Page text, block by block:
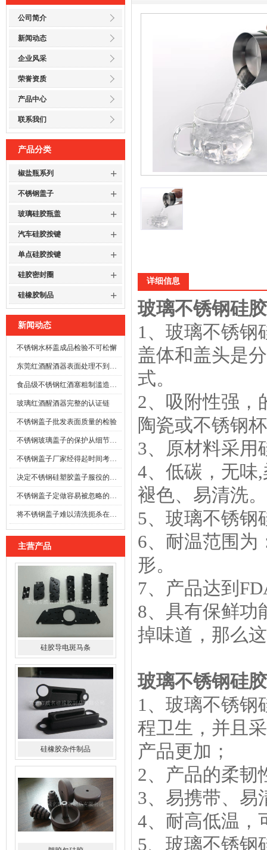
公司简介
新闻动态
企业风采
荣誉资质
产品中心
联系我们
产品分类
椒盐瓶系列 +
不锈钢盖子 +
玻璃硅胶瓶盖 +
汽车硅胶按键 +
单点硅胶按键 +
硅胶密封圈 +
硅橡胶制品 +
新闻动态
不锈钢水杯盖成品检验不可松懈
东莞红酒醒酒器表面处理不到位时
食品级不锈钢红酒塞粗制滥造可能酿成事故
玻璃红酒醒酒器完整的认证链
不锈钢盖子批发表面质量的检验
不锈钢玻璃盖子的保护从细节开始
不锈钢盖子厂家经得起时间考验的防线
决定不锈钢硅塑胶盖子服役的寿命
不锈钢盖子定做容易被忽略的施工细节
将不锈钢盖子难以清洗扼杀在萌芽之前
主营产品
硅胶导电斑马条
详细信息
玻璃不锈钢硅
1、玻璃不锈钢
盖体和盖头是
式。
2、吸附性强，
陶瓷或不锈钢
3、原材料采用
4、低碳，无味
褪色、易清洗。
5、玻璃不锈钢
6、耐温范围为
形。
7、产品达到
8、具有保鲜功
掉味道，那么
玻璃不锈钢硅
1、玻璃不锈钢
程卫生，并且
产品更加；
2、产品的柔韧
3、易携带、易
4、耐高低温，
5、玻璃不锈钢